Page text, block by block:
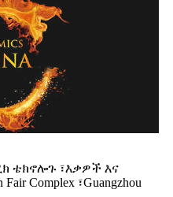
ቴክኖሎጉ ፣እቃዎች እና
Complex ፣Guangzhou